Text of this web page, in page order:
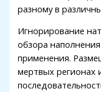
разному в
Игнорирование
обзора
применения.
мертвых регионах